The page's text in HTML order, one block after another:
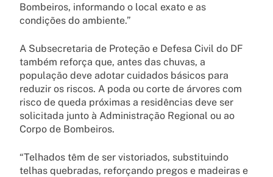
Bombeiros, informando o local exato e as
condições do ambiente.”
A Subsecretaria de Proteção e Defesa Civil do DF
também reforça que, antes das chuvas, a
população deve adotar cuidados básicos para
reduzir os riscos. A poda ou corte de árvores com
risco de queda próximas a residências deve ser
solicitada junto à Administração Regional ou ao
Corpo de Bombeiros.
“Telhados têm de ser vistoriados, substituindo
telhas quebradas, reforçando pregos e madeiras e